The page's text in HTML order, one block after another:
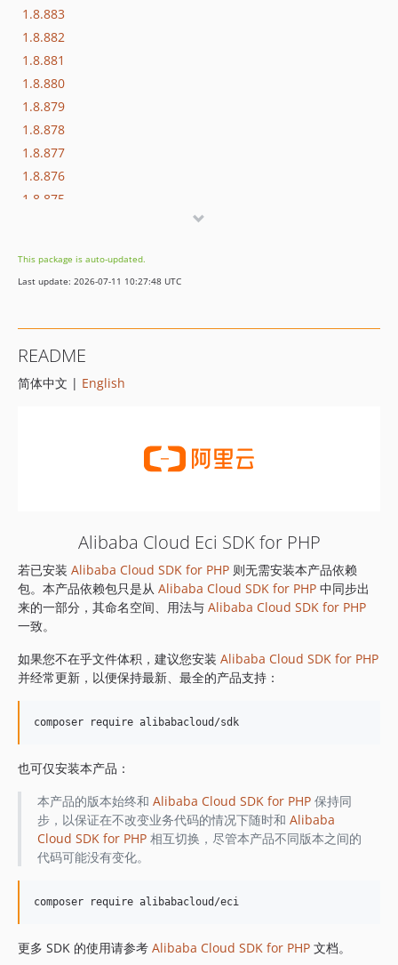
1.8.883
1.8.882
1.8.881
1.8.880
1.8.879
1.8.878
1.8.877
1.8.876
1.8.875
1.8.872
1.8.869
1.8.850
1.8.849
1.8.841
1.8.839
1.8.838
1.8.837
1.8.836
1.8.835
1.8.833
1.8.830
1.8.828
1.8.826
1.8.825
1.8.824
1.8.821
This package is auto-updated.
Last update: 2026-07-11 10:27:48 UTC
README
简体中文 | English
Alibaba Cloud Eci SDK for PHP
若已安装 Alibaba Cloud SDK for PHP 则无需安装本产品依赖
包。本产品依赖包只是从 Alibaba Cloud SDK for PHP 中同步出
来的一部分，其命名空间、用法与 Alibaba Cloud SDK for PHP
一致。
如果您不在乎文件体积，建议您安装 Alibaba Cloud SDK for PHP
并经常更新，以便保持最新、最全的产品支持：
也可仅安装本产品：
本产品的版本始终和 Alibaba Cloud SDK for PHP保持同
步，以保证在不改变业务代码的情况下随时和 Alibaba
Cloud SDK for PHP相互切换，尽管本产品不同版本之间的
代码可能没有变化。
更多 SDK 的使用请参考 Alibaba Cloud SDK for PHP 文档。